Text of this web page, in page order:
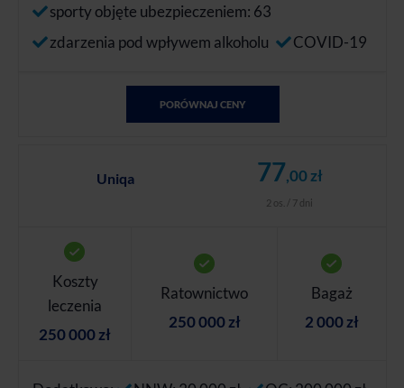
sporty objęte ubezpieczeniem: 63
zdarzenia pod wpływem alkoholu
COVID-19
PORÓWNAJ CENY
Uniqa 77,00 zł
2 os. / 7 dni
Koszty
leczenia
250 000 zł
Ratownictwo
250 000 zł
Bagaż
2 000 zł